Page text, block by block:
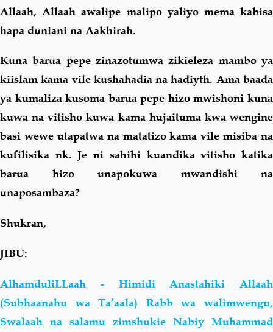
Familia-Jamii Maswali-Majibu
Mapishi
Allaah, Allaah awalipe malipo yaliyo mema kabisa
hapa duniani na Aakhirah.
Kuna barua pepe zinazotumwa zikieleza mambo ya
kiislam kama vile kushahadia na hadiyth. Ama baada
ya kumaliza kusoma barua pepe hizo mwishoni kuna
kuwa na vitisho kuwa kama hujaituma kwa wengine
basi wewe utapatwa na matatizo kama vile misiba na
kufilisika nk. Je ni sahihi kuandika vitisho katika
barua hizo unapokuwa mwandishi na
unaposambaza?
Shukran,
JIBU:
AlhamduliLLaah - Himidi Anastahiki Allaah
(Subhaanahu wa Ta’aala) Rabb wa walimwengu,
Swalaah na salamu zimshukie Nabiy Muhammad